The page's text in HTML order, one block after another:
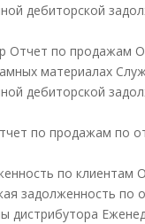
дебиторской
Отчет по продажам
материалах
дебиторской
по продажам по
по клиентам
задолженность
дистрибутора